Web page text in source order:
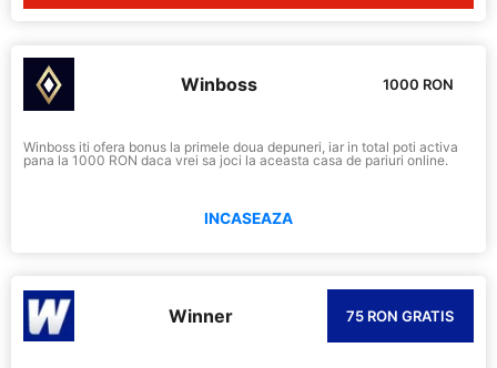
Winboss 1000 RON
Winboss iti ofera bonus la primele doua depuneri, iar in total poti activa
pana la 1000 RON daca vrei sa joci la aceasta casa de pariuri online.
INCASEAZA
Winner 75 RON GRATIS